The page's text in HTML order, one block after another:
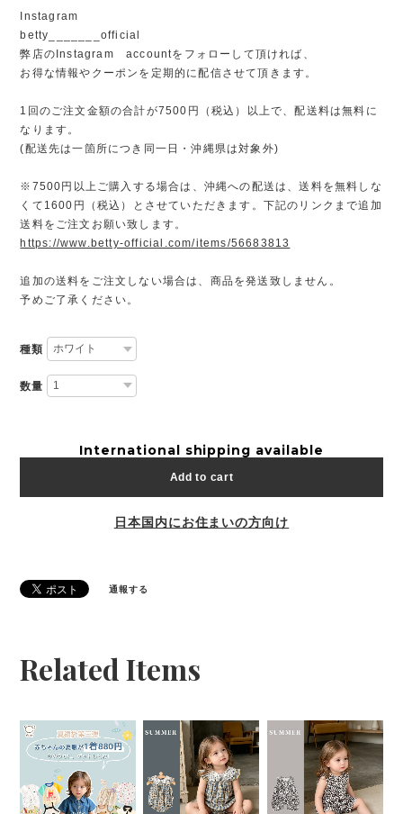
Instagram
betty_______official
弊店のInstagram accountをフォローして頂ければ、
お得な情報やクーポンを定期的に配信させて頂きます。
1回のご注文金額の合計が7500円（税込）以上で、配送料は無料に
なります。
(配送先は一箇所につき同一日・沖縄県は対象外)
※7500円以上ご購入する場合は、沖縄への配送は、送料を無料しな
くて1600円（税込）とさせていただきます。下記のリンクまで追加
送料をご注文お願い致します。
https://www.betty-official.com/items/56683813
追加の送料をご注文しない場合は、商品を発送致しません。
予めご了承ください。
種類
数量
International shipping available
Add to cart
日本国内にお住まいの方向け
通報する
Related Items